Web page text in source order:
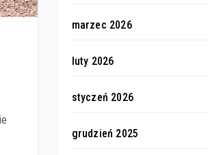
marzec 2026
luty 2026
styczeń 2026
grudzień 2025